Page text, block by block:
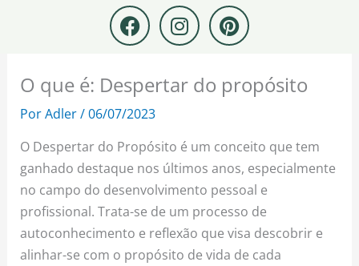
F
a
c
e
b
o
k
I
n
s
t
a
r
a
m
P
i
n
t
e
s
t
O que é: Despertar do propósito
PorAdler/06/07/2023
O Despertar do Propósito é um conceito que tem
ganhado destaque nos últimos anos, especialmente
no campo do desenvolvimento pessoal e
profissional. Trata-se de um processo de
autoconhecimento e reflexão que visa descobrir e
alinhar-se com o propósito de vida de cada